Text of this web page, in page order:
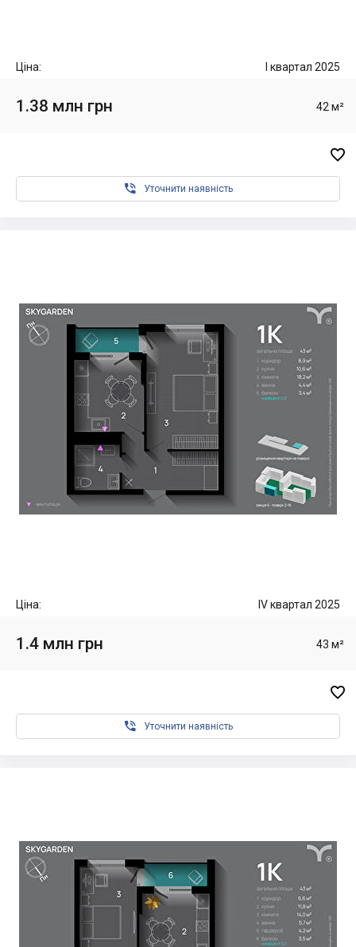
Ціна: I квартал 2025
1.38 млн грн 42 м²

 Уточнити наявність
Ціна: IV квартал 2025
1.4 млн грн 43 м²

 Уточнити наявність